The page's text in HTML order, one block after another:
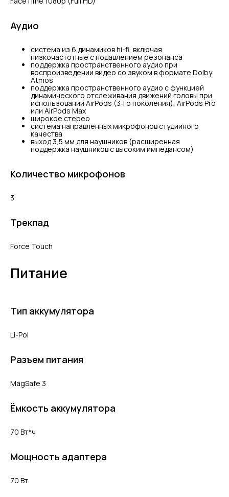
Аудио
система из 6 динамиков hi-fi, включая
низкочастотные с подавлением резонанса
поддержка пространственного аудио при
воспроизведении видео со звуком в формате Dolby
Atmos
поддержка пространственного аудио с функцией
динамического отслеживания движений головы при
использовании AirPods (3‑го поколения), AirPods Pro
или AirPods Max
широкое стерео
система направленных микрофонов студийного
качества
выход 3,5 мм для наушников (расширенная
поддержка наушников с высоким импедансом)
Количество микрофонов
3
Трекпад
Force Touch
Питание
Тип аккумулятора
Li-Pol
Разъем питания
MagSafe 3
Ёмкость аккумулятора
70 Вт*ч
Мощность адаптера
70 Вт